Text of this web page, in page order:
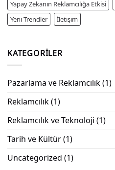
Yapay Zekanın Reklamcılığa Etkisi
Yeni Trendler
İletişim
KATEGORILER
Pazarlama ve Reklamcılık(1)
Reklamcılık(1)
Reklamcılık ve Teknoloji (1)
Tarih ve Kültür(1)
Uncategorized (1)